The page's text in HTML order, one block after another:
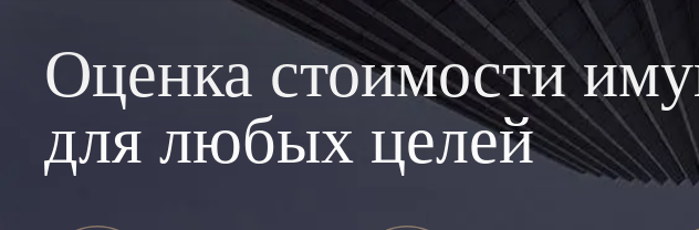
Оценка стоимости
для любых целей